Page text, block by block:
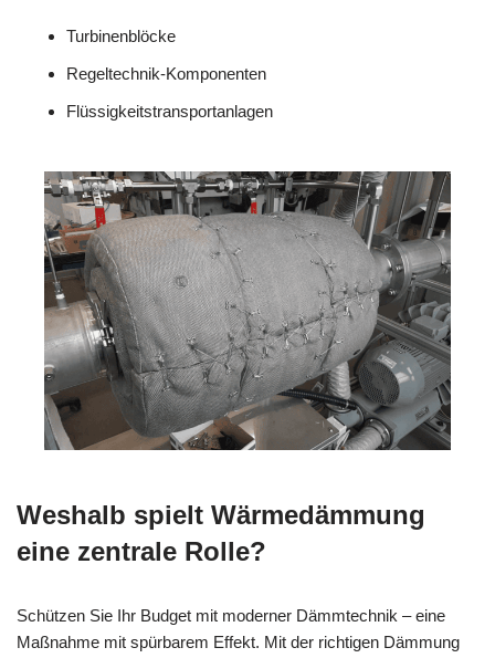
Turbinenblöcke
Regeltechnik-Komponenten
Flüssigkeitstransportanlagen
Weshalb spielt Wärmedämmung
eine zentrale Rolle?
Schützen Sie Ihr Budget mit moderner Dämmtechnik – eine
Maßnahme mit spürbarem Effekt. Mit der richtigen Dämmung